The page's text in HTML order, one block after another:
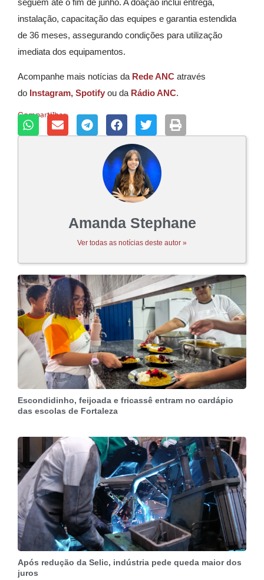
instalação, capacitação das equipes e garantia estendida
de 36 meses, assegurando condições para utilização
imediata dos equipamentos.
Acompanhe mais notícias da Rede ANC através
do Instagram, Spotify ou da Rádio ANC.
Compartilhar:
Amanda Stephane
Ver todas as notícias deste autor »
Escondidinho, feijoada e fricassê entram no cardápio
das escolas de Fortaleza
Após redução da Selic, indústria pede queda maior dos
juros